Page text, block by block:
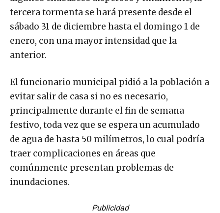
tercera tormenta se hará presente desde el
sábado 31 de diciembre hasta el domingo 1 de
enero, con una mayor intensidad que la
anterior.
El funcionario municipal pidió a la población a
evitar salir de casa si no es necesario,
principalmente durante el fin de semana
festivo, toda vez que se espera un acumulado
de agua de hasta 50 milímetros, lo cual podría
traer complicaciones en áreas que
comúnmente presentan problemas de
inundaciones.
Publicidad